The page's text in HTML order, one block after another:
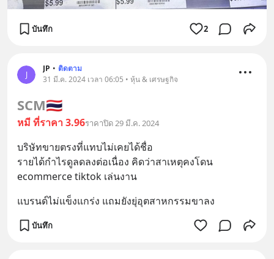
บันทึก 2
J
JP • ติดตาม
31 มี.ค. 2024 เวลา 06:05 • หุ้น & เศรษฐกิจ
SCM🇹🇭
หมี ที่ราคา 3.96ราคาปิด 29 มี.ค. 2024
บริษัทขายตรงที่แทบไม่เคยได้ชื่อ
รายได้กำไรดูลดลงต่อเนื่อง คิดว่าสาเหตุคงโดน
ecommerce tiktok เล่นงาน
แบรนด์ไม่แข็งแกร่ง แถมยังยุ่อุตสาหกรรมขาลง
บันทึก